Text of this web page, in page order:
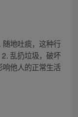
地吐痰，这种行
乱扔垃圾，破坏
他人的正常生活